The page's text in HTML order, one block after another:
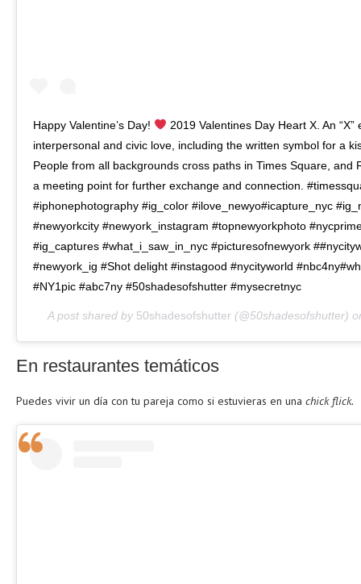
Happy Valentine’s Day!
2019 Valentines Day Heart X. An
interpersonal and civic love, including the written symbol for a
People from all backgrounds cross paths in Times Square, and
a meeting point for further exchange and connection.
#iphonephotography #ig_color #ilove_newyo#icapture_nyc
#newyorkcity #newyork_instagram #topnewyorkphoto
#ig_captures #what_i_saw_in_nyc #picturesofnewyork
#newyork_ig #Shot delight #instagood #nycityworld
#NY1pic #abc7ny #50shadesofshutter #mysecretnyc
A post shared by 50shadesofshutter (@50shadesofshutter)
En restaurantes temáticos
Puedes vivir un día con tu pareja como si estuvieras en una chick flick.